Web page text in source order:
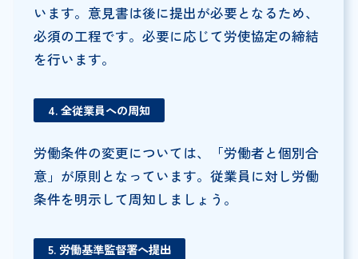
います。意見書は後に提出が必要となるため、
必須の工程です。必要に応じて労使協定の締結
を行います。
4. 全従業員への周知
労働条件の変更については、「労働者と個別合
意」が原則となっています。従業員に対し労働
条件を明示して周知しましょう。
5. 労働基準監督署へ提出